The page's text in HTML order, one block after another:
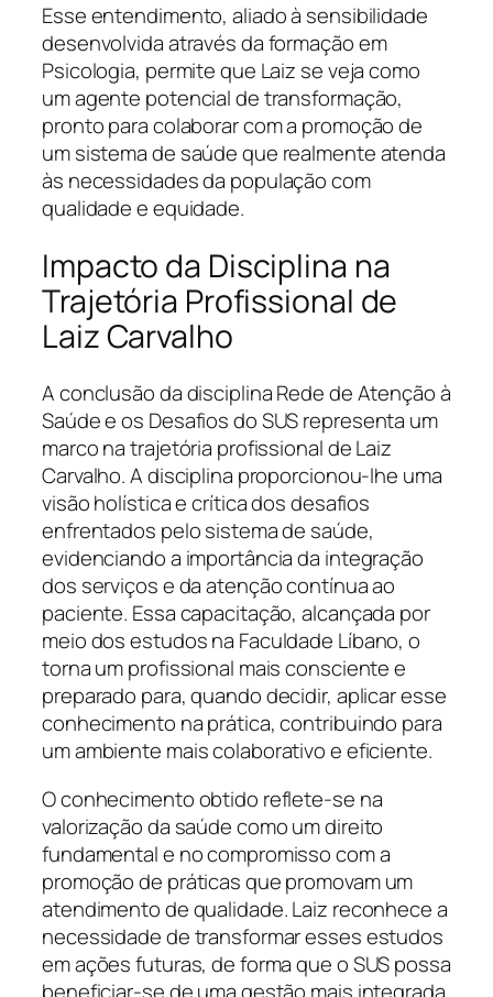
Esse entendimento, aliado à sensibilidade
desenvolvida através da formação em
Psicologia, permite que Laiz se veja como
um agente potencial de transformação,
pronto para colaborar com a promoção de
um sistema de saúde que realmente atenda
às necessidades da população com
qualidade e equidade.
Impacto da Disciplina na
Trajetória Profissional de
Laiz Carvalho
A conclusão da disciplina Rede de Atenção à
Saúde e os Desafios do SUS representa um
marco na trajetória profissional de Laiz
Carvalho. A disciplina proporcionou-lhe uma
visão holística e crítica dos desafios
enfrentados pelo sistema de saúde,
evidenciando a importância da integração
dos serviços e da atenção contínua ao
paciente. Essa capacitação, alcançada por
meio dos estudos na Faculdade Líbano, o
torna um profissional mais consciente e
preparado para, quando decidir, aplicar esse
conhecimento na prática, contribuindo para
um ambiente mais colaborativo e eficiente.
O conhecimento obtido reflete-se na
valorização da saúde como um direito
fundamental e no compromisso com a
promoção de práticas que promovam um
atendimento de qualidade. Laiz reconhece a
necessidade de transformar esses estudos
em ações futuras, de forma que o SUS possa